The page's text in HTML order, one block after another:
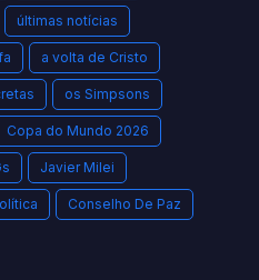
últimas notícias
a volta de Cristo
os Simpsons
Copa do Mundo 2026
Javier Milei
Conselho De Paz